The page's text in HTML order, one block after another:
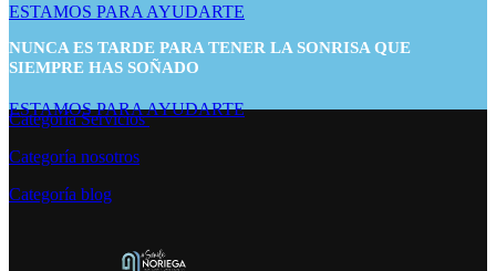
ESTAMOS PARA AYUDARTE
NUNCA ES TARDE PARA TENER LA SONRISA QUE
SIEMPRE HAS SOÑADO
ESTAMOS PARA AYUDARTE
Categoría Servicios
Categoría nosotros
Categoría blog